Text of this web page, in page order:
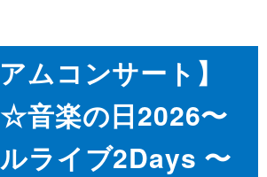
ムコンサート】
音楽の日2026〜
ライブ2Days 〜